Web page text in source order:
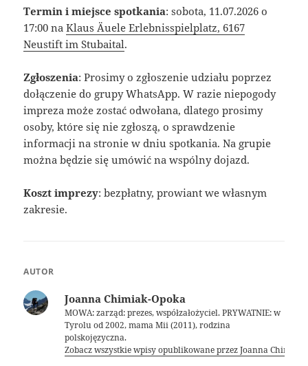
Termin i miejsce spotkania: sobota, 11.07.2026 o
17:00 naKlaus Äuele Erlebnisspielplatz, 6167
Neustift im Stubaital.
Zgłoszenia: Prosimy o zgłoszenie udziału poprzez
dołączenie do grupy WhatsApp. W razie niepogody
impreza może zostać odwołana, dlatego prosimy
osoby, które się nie zgłoszą, o sprawdzenie
informacji na stronie w dniu spotkania. Na grupie
można będzie się umówić na wspólny dojazd.
Koszt imprezy: bezpłatny, prowiant we własnym
zakresie.
AUTOR
Joanna Chimiak-Opoka
MOWA: zarząd: prezes, współzałożyciel. PRYWATNIE: w
Tyrolu od 2002, mama Mii (2011), rodzina
polskojęzyczna.
Zobacz wszystkie wpisy opublikowane przez Joanna